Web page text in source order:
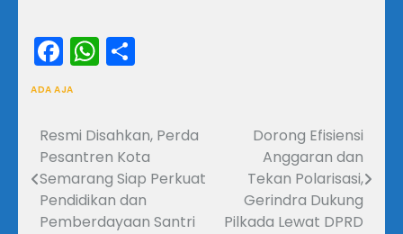
Facebook
WhatsApp
ADA AJA
Navigasi
pos
Resmi Disahkan, Perda
Pesantren Kota
Semarang Siap Perkuat
Pendidikan dan
Pemberdayaan Santri
Dorong Efisiensi
Anggaran dan
Tekan Polarisasi,
Gerindra Dukung
Pilkada Lewat DPRD